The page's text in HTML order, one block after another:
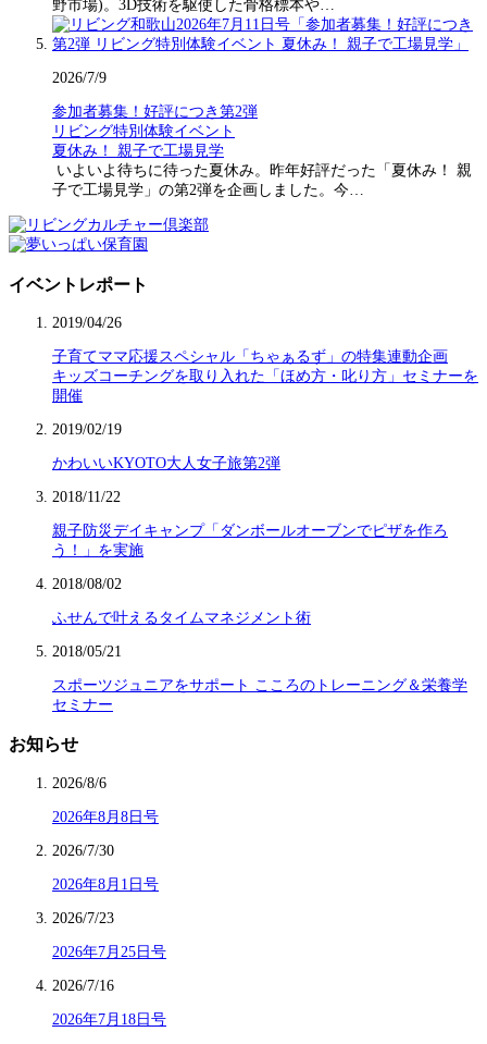
野市場)。3D技術を駆使した骨格標本や…
2026/7/9
参加者募集！好評につき第2弾
リビング特別体験イベント
夏休み！ 親子で工場見学
いよいよ待ちに待った夏休み。昨年好評だった「夏休み！ 親
子で工場見学」の第2弾を企画しました。今…
イベントレポート
2019/04/26
子育てママ応援スペシャル「ちゃぁるず」の特集連動企画
キッズコーチングを取り入れた「ほめ方・叱り方」セミナーを
開催
2019/02/19
かわいいKYOTO大人女子旅第2弾
2018/11/22
親子防災デイキャンプ「ダンボールオーブンでピザを作ろ
う！」を実施
2018/08/02
ふせんで叶えるタイムマネジメント術
2018/05/21
スポーツジュニアをサポート こころのトレーニング＆栄養学
セミナー
お知らせ
2026/8/6
2026年8月8日号
2026/7/30
2026年8月1日号
2026/7/23
2026年7月25日号
2026/7/16
2026年7月18日号